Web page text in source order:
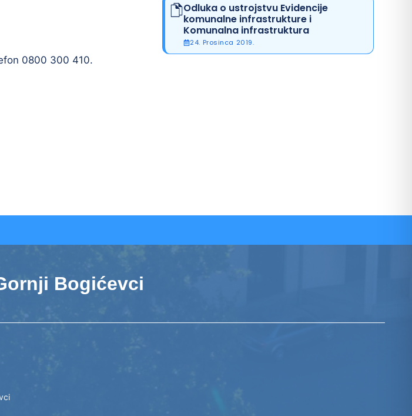
0800 300 410.
Odluka o ustrojstvu Evidencije
komunalne infrastrukture i
Komunalna infrastruktura
24. Prosinca 2019.
Bogićevci